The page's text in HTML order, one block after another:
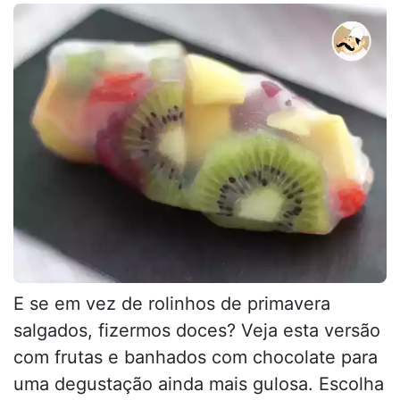
E se em vez de rolinhos de primavera
salgados, fizermos doces? Veja esta versão
com frutas e banhados com chocolate para
uma degustação ainda mais gulosa. Escolha